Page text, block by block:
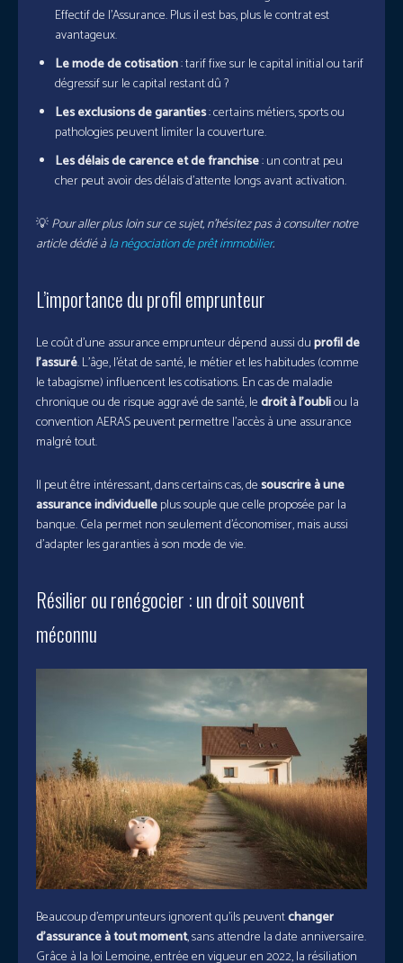
Effectif de l’Assurance. Plus il est bas, plus le contrat est
avantageux.
Le mode de cotisation: tarif fixe sur le capital initial ou tarif
dégressif sur le capital restant dû ?
Les exclusions de garanties: certains métiers, sports ou
pathologies peuvent limiter la couverture.
Les délais de carence et de franchise: un contrat peu
cher peut avoir des délais d’attente longs avant activation.
💡Pour aller plus loin sur ce sujet, n’hésitez pas à consulter notre
article dédié àla négociation de prêt immobilier.
L’importance du profil emprunteur
Le coût d’une assurance emprunteur dépend aussi duprofil de
l’assuré. L’âge, l’état de santé, le métier et les habitudes (comme
le tabagisme) influencent les cotisations. En cas de maladie
chronique ou de risque aggravé de santé, ledroit à l’oubliou la
convention AERAS peuvent permettre l’accès à une assurance
malgré tout.
Il peut être intéressant, dans certains cas, desouscrire à une
assurance individuelleplus souple que celle proposée par la
banque. Cela permet non seulement d’économiser, mais aussi
d’adapter les garanties à son mode de vie.
Résilier ou renégocier : un droit souvent
méconnu
Beaucoup d’emprunteurs ignorent qu’ils peuventchanger
d’assurance à tout moment, sans attendre la date anniversaire.
Grâce à la loi Lemoine, entrée en vigueur en 2022, la résiliation